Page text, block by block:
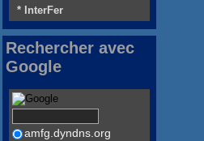
* InterFer
Rechercher avec
Google
amfg.dyndns.org